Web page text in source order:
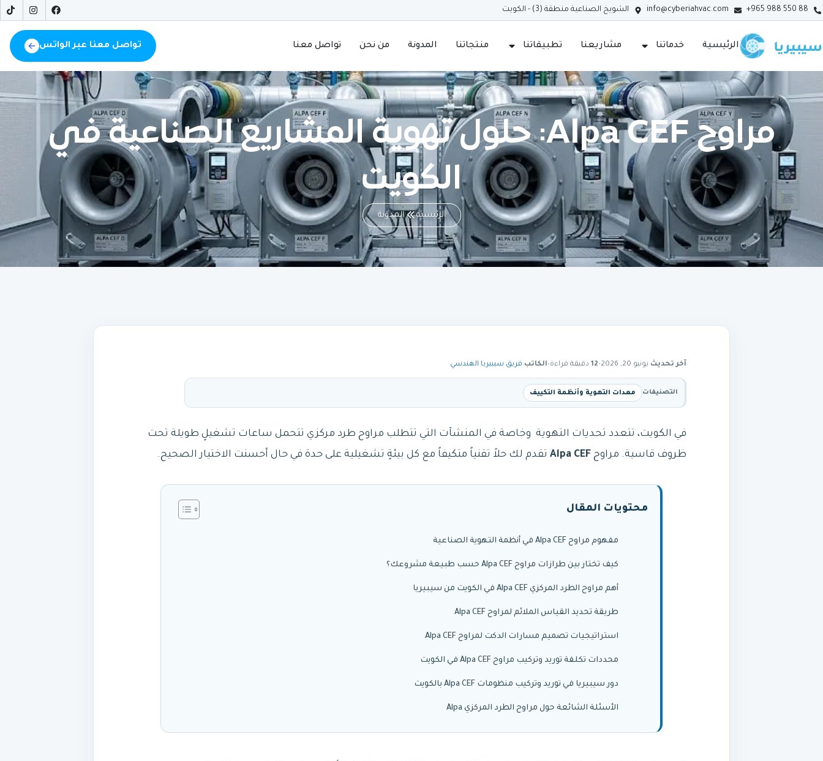
+965 988 550 88
info@cyberiahvac.com الشويخ الصناعية منطقة (3) - الكويت
الرئيسية خدماتنا مشاريعنا تطبيقاتنا منتجاتنا المدونة من نحن تواصل معنا تواصل معنا عبر الواتس
مراوح Alpa CEF: حلول تهوية المشاريع الصناعية في
الكويت
الرئيسية المدونة
آخر تحديث يونيو 20, 2026 •
12 دقيقة قراءة•الكاتب فريق سيبيريا الهندسي
التصنيفات معدات التهوية وأنظمة التكييف
في الكويت، تتعدد تحديات التهوية وخاصة في المنشآت التي تتطلب مراوح طرد مركزي تتحمل ساعات تشغيلٍ طويلة تحت
ظروف قاسية. مراوح Alpa CEF تقدم لك حلاً تقنياً متكيفاً مع كل بيئةٍ تشغيلية على حدة في حال أحسنت الاختيار الصحيح.
محتويات المقال
مفهوم مراوح Alpa CEF في أنظمة التهوية الصناعية
كيف تختار بين طرازات مراوح Alpa CEF حسب طبيعة مشروعك؟
أهم مراوح الطرد المركزي Alpa CEF في الكويت من سيبيريا
طريقة تحديد القياس الملائم لمراوح Alpa CEF
استراتيجيات تصميم مسارات الدكت لمراوح Alpa CEF
محددات تكلفة توريد وتركيب مراوح Alpa CEF في الكويت
دور سيبيريا في توريد وتركيب منظومات Alpa CEF بالكويت
الأسئلة الشائعة حول مراوح الطرد المركزي Alpa